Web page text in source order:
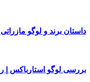
داستان برند و لوگو
بررسی لوگو استارباکس |